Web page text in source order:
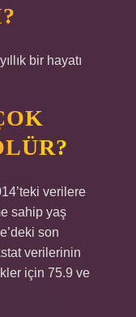
bir hayatı
verilere
sahip yaş
son
verilerinin
için 75.9 ve